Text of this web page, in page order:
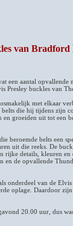
van Bradford
een aantal opvallende
Presley buckles van
met elkaar
die hij tijdens zijn
groeiden uit tot een
beroemde belts een
uit die reeks. De
rijke details, kleuren
en de opvallende
onderdeel van de
oplage. Daardoor
20.00 uur, dus